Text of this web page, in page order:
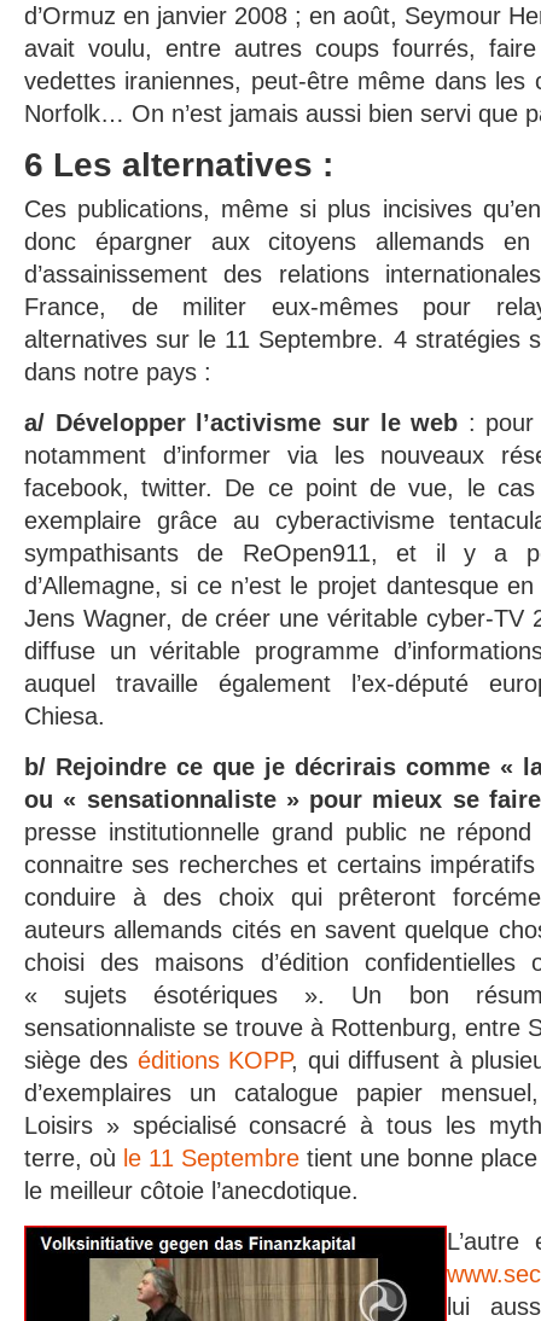
d’Ormuz en janvier 2008 ; en août, Seymour
avait voulu, entre autres coups fourrés,
vedettes iraniennes, peut-être même dans les
Norfolk… On n’est jamais aussi bien servi que
6 Les alternatives :
Ces publications, même si plus incisives
donc épargner aux citoyens allemands
d’assainissement des relations
France, de militer eux-mêmes pour
alternatives sur le 11 Septembre. 4 stratégies
dans notre pays :
a/ Développer l’activisme sur le web : pour
notamment d’informer via les nouveaux
facebook, twitter. De ce point de vue, le
exemplaire grâce au cyberactivisme
sympathisants de ReOpen911, et il y a
d’Allemagne, si ce n’est le projet dantesque
Jens Wagner, de créer une véritable cyber-TV
diffuse un véritable programme
auquel travaille également l’ex-député
Chiesa.
b/ Rejoindre ce que je décrirais comme «
ou « sensationnaliste » pour mieux se
presse institutionnelle grand public ne
connaitre ses recherches et certains
conduire à des choix qui prêteront
auteurs allemands cités en savent quelque
choisi des maisons d’édition
« sujets ésotériques ». Un bon
sensationnaliste se trouve à Rottenburg, entre
siège des éditions KOPP, qui diffusent à
d’exemplaires un catalogue papier
Loisirs » spécialisé consacré à tous les
terre, où le 11 Septembre tient une bonne
le meilleur côtoie l’anecdotique.
lui